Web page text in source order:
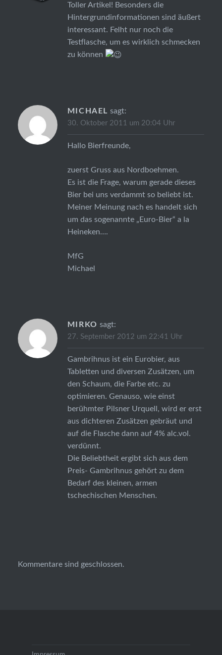
Toller Artikel! Besonders die
Hintergrundinformationen sind äußert
interessant. Felht nur noch die
Testflasche, um es wirklich schmecken
zu können
MICHAEL sagt:
30. Oktober 2011 um 20:04 Uhr
Hallo Bierfreunde,
zuerst Gruss aus Nordboehmen.
Es ist die Frage, warum gerade dieses
Bier bei uns verdammt so beliebt ist.
Meiner Meinung nach es handelt sich
um das sogenannte „Euro-Bier“ a la
Heineken….
MfG
Michael
MIRKO sagt:
27. September 2012 um 22:41 Uhr
Gambrihnus ist ein Eurobier, aus
Tabletten und diversen Zusätzen, um
den Schaum, die Farbe etc. zu
optimieren. Genauso, wie einst
berühmter Pilsner Urquell, wird er erst
aus dichteren Zusätzen gebräut und
auf die Flasche dann auf 4% alc.vol.
verdünnt.
Die Beliebtheit ergibt sich aus dem
Preis- Gambrihnus gehört zu dem
Bedarf des kleinen, armen
tschechischen Menschen.
Kommentare sind geschlossen.